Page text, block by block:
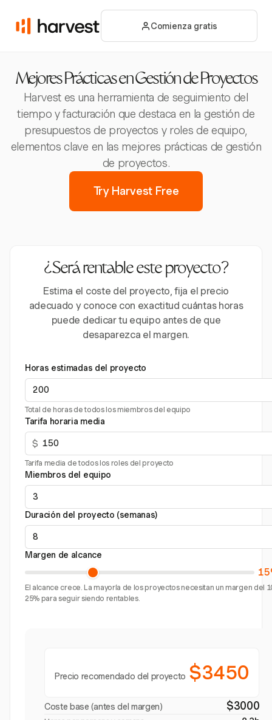
Comienza gratis
Mejores Prácticas en Gestión de Proyectos
Harvest es una herramienta de seguimiento del
tiempo y facturación que destaca en la gestión de
presupuestos de proyectos y roles de equipo,
elementos clave en las mejores prácticas de gestión
de proyectos.
Try Harvest Free
¿Será rentable este proyecto?
Estima el coste del proyecto, fija el precio
adecuado y conoce con exactitud cuántas horas
puede dedicar tu equipo antes de que
desaparezca el margen.
Horas estimadas del proyecto
Total de horas de todos los miembros del equipo
Tarifa horaria media
$
Tarifa media de todos los roles del proyecto
Miembros del equipo
Duración del proyecto (semanas)
Margen de alcance
El alcance crece. La mayoría de los proyectos necesitan un margen del
25% para seguir siendo rentables.
Precio recomendado del proyecto $3450
Coste base (antes del margen) $3000